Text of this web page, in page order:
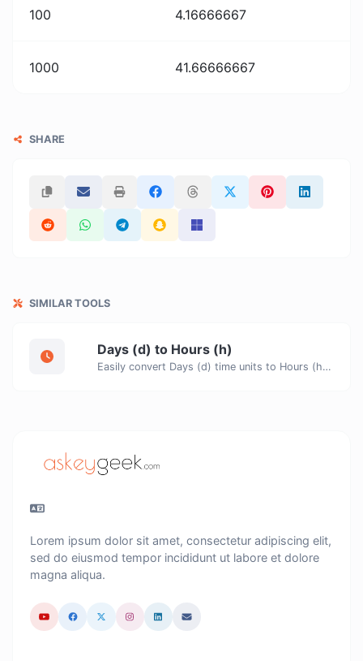
100 4.16666667
1000 41.66666667
SHARE
SIMILAR TOOLS
Days (d) to Hours (h)
Easily convert Days (d) time units to Hours (h) with this easy convertor.
Lorem ipsum dolor sit amet, consectetur adipiscing elit,
sed do eiusmod tempor incididunt ut labore et dolore
magna aliqua.